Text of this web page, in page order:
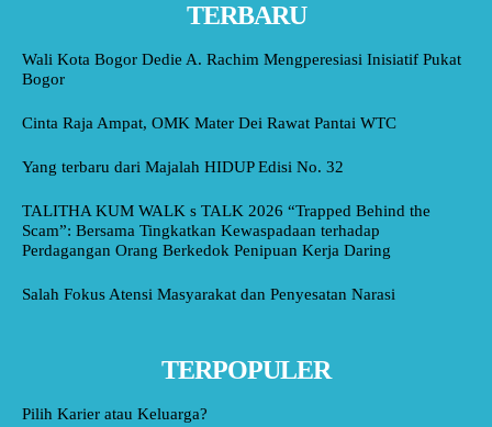
TERBARU
Wali Kota Bogor Dedie A. Rachim Mengperesiasi Inisiatif Pukat
Bogor
Cinta Raja Ampat, OMK Mater Dei Rawat Pantai WTC
Yang terbaru dari Majalah HIDUP Edisi No. 32
TALITHA KUM WALK s TALK 2026 “Trapped Behind the
Scam”: Bersama Tingkatkan Kewaspadaan terhadap
Perdagangan Orang Berkedok Penipuan Kerja Daring
Salah Fokus Atensi Masyarakat dan Penyesatan Narasi
TERPOPULER
Pilih Karier atau Keluarga?